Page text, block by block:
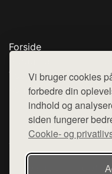
Vi bruger cookies
forbedre din
indhold og
siden fungerer
Cookie- og
Forside
Top Rabatter
Kontakt
Denne side er en del af